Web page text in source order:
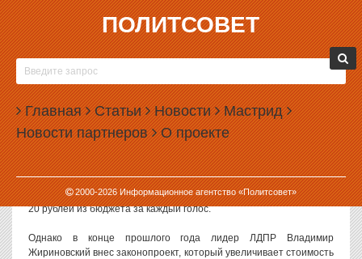
ПОЛИТСОВЕТ
Главная Статьи Новости Мастрид
Новости партнеров О проекте
2000-2026Информационное агентство «Политсовет»
23.05.2018, 12:17
ФИНАНСИРОВАНИЕ ЛДПР И КПРФ ИЗ
БЮДЖЕТА УВЕЛИЧАТ В 7,5 РАЗ
Государственная дума в оперативном режиме принимает
поправки, которые в семь с лишним раз увеличат
финансирование партий по итогам выборов президента.
По действующему закону, политические партии, чей кандидат на
президентских выборах набрал больше 3% голосов, получают по
20 рублей из бюджета за каждый голос.
Однако в конце прошлого года лидер ЛДПР Владимир
Жириновский внес законопроект, который увеличивает стоимость